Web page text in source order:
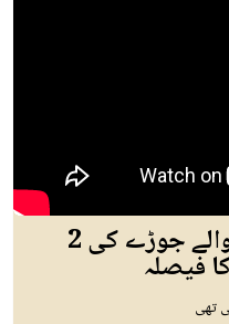
جیکب آباد: لومیرج کرنے والے جوڑے کی 2
فیصلہ
تھی